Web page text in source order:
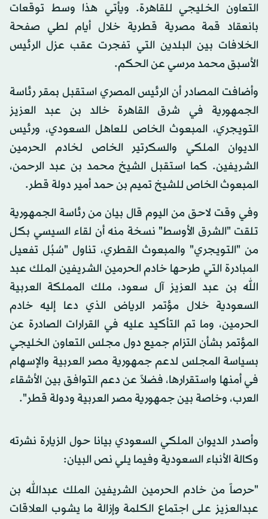
التعاون الخليجي للقاهرة. ويأتي هذا وسط توقعات
بانعقاد قمة مصرية قطرية خلال أيام لطي صفحة
الخلافات بين البلدين التي تفجرت عقب عزل الرئيس
الأسبق محمد مرسي عن الحكم.
وأضافت المصادر أن الرئيس المصري استقبل بمقر رئاسة
الجمهورية في شرق القاهرة خالد بن عبد العزيز
التويجري، المبعوث الخاص للعاهل السعودي، ورئيس
الديوان الملكي والسكرتير الخاص لخادم الحرمين
الشريفين. كما استقبل الشيخ محمد بن عبد الرحمن،
المبعوث الخاص للشيخ تميم بن حمد أمير دولة قطر.
وفي وقت لاحق من اليوم قال بيان من رئاسة الجمهورية
تلقت "الشرق الأوسط" نسخة منه أن لقاء السيسي بكل
من "التويجري" والمبعوث القطري، تناول "سُبُل تفعيل
المبادرة التي طرحها خادم الحرمين الشريفين الملك عبد
الله بن عبد العزيز آل سعود، ملك المملكة العربية
السعودية خلال مؤتمر الرياض الذي دعا إليه خادم
الحرمين، وما تم التأكيد عليه في القرارات الصادرة عن
المؤتمر بشأن التزام جميع دول مجلس التعاون الخليجي
بسياسة المجلس لدعم جمهورية مصر العربية والإسهام
في أمنها واستقرارها، فضلاً عن دعم التوافق بين الأشقاء
العرب، وخاصة بين جمهورية مصر العربية ودولة قطر".
وأصدر الديوان الملكي السعودي بيانا حول الزيارة نشرته
وكالة الأنباء السعودية وفيما يلي نص البيان:
"حرصاً من خادم الحرمين الشريفين الملك عبدالله بن
عبدالعزيز على اجتماع الكلمة وإزالة ما يشوب العلاقات